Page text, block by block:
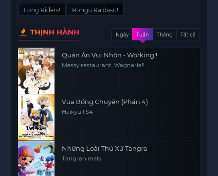
Long Riders! Rongu Raidasu!
THỊNH HÀNH Ngày Tuần Tháng Tất cả
Quán Ăn Vui Nhộn - Working!!
Messy restaurant, Wagnaria!!
Vua Bóng Chuyền (Phần 4)
Haikyu!! S4
Những Loài Thú Xứ Tangra
Tangranimals